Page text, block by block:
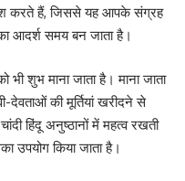
करते हैं, जिससे यह आपके संग्रह
आदर्श समय बन जाता है।
भी शुभ माना जाता है। माना जाता
देवताओं की मूर्तियां खरीदने से
हिंदू अनुष्ठानों में महत्व रखती
उपयोग किया जाता है।